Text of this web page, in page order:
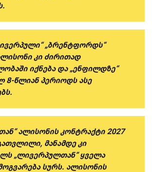
„ბრენტფორდს“
კი ძირითად
იქნება და „ენფილდზე“
8-წლიან პერიოდს ასე
ალისონის კონტრაქტი 2027
მანამდე კი
„ლივერპულთან“ ყველა
სურს. ალისონის